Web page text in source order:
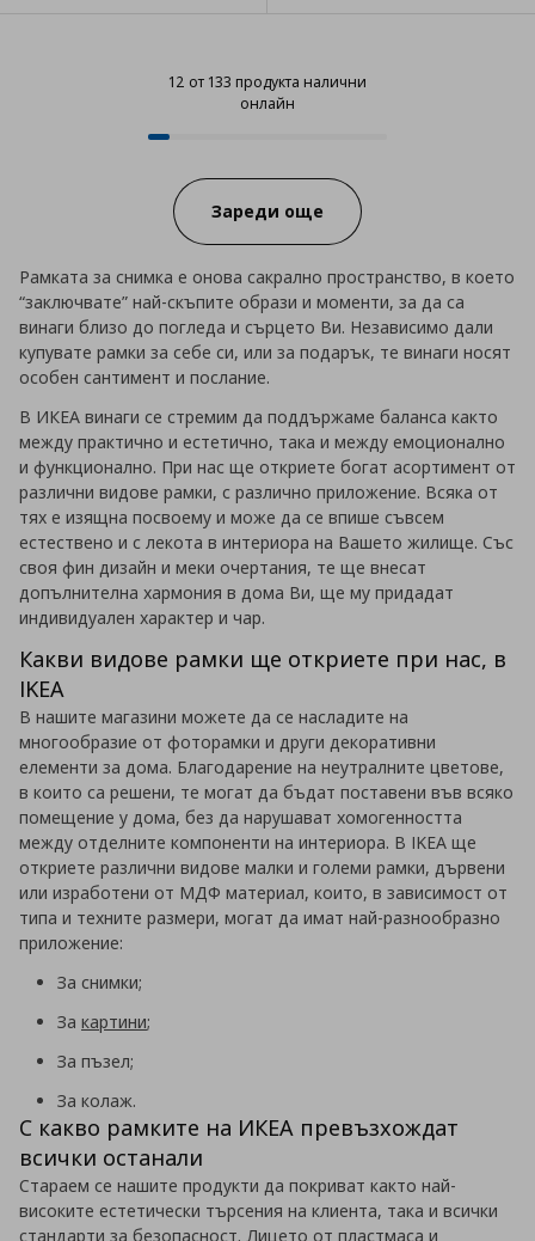
12 от 133 продукта налични
онлайн
12 от 133 продукта налични
Progress:
Зареди още
Рамката за снимка е онова сакрално пространство, в което
“заключвате” най-скъпите образи и моменти, за да са
винаги близо до погледа и сърцето Ви. Независимо дали
купувате рамки за себе си, или за подарък, те винаги носят
особен сантимент и послание.
В ИКЕА винаги се стремим да поддържаме баланса както
между практично и естетично, така и между емоционално
и функционално. При нас ще откриете богат асортимент от
различни видове рамки, с различно приложение. Всяка от
тях е изящна посвоему и може да се впише съвсем
естествено и с лекота в интериора на Вашето жилище. Със
своя фин дизайн и меки очертания, те ще внесат
допълнителна хармония в дома Ви, ще му придадат
индивидуален характер и чар.
Какви видове рамки ще откриете при нас, в
IKEA
В нашите магазини можете да се насладите на
многообразие от фоторамки и други декоративни
елементи за дома. Благодарение на неутралните цветове,
в които са решени, те могат да бъдат поставени във всяко
помещение у дома, без да нарушават хомогенността
между отделните компоненти на интериора. В IKEA ще
откриете различни видове малки и големи рамки, дървени
или изработени от МДФ материал, които, в зависимост от
типа и техните размери, могат да имат най-разнообразно
приложение:
За снимки;
За картини;
За пъзел;
За колаж.
С какво рамките на ИКЕА превъзхождат
всички останали
Стараем се нашите продукти да покриват както най-
високите естетически търсения на клиента, така и всички
стандарти за безопасност. Лицето от пластмаса и